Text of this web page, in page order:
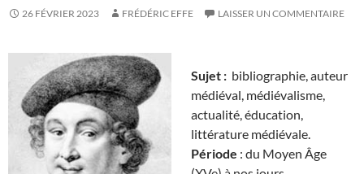
26 FÉVRIER 2023 FRÉDÉRIC EFFE LAISSER UN COMMENTAIRE
Sujet : bibliographie, auteur
médiéval, médiévalisme,
actualité, éducation,
littérature médiévale.
Période : du Moyen Âge